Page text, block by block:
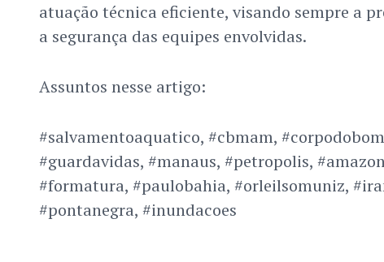
atuação técnica eficiente, visando sempre a
a segurança das equipes envolvidas.
Assuntos nesse artigo:
#salvamentoaquatico, #cbmam,
#guardavidas, #manaus, #petropolis,
#formatura, #paulobahia, #orleilsomuniz,
#pontanegra, #inundacoes